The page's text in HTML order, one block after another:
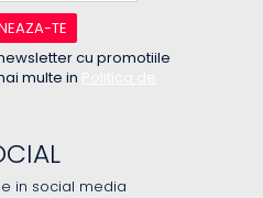
cu promotiile
multe in
in social media